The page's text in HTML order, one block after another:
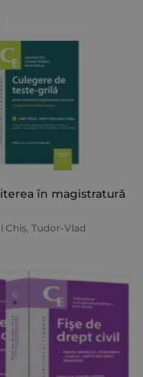
în magistratură
Chiș, Tudor-Vlad